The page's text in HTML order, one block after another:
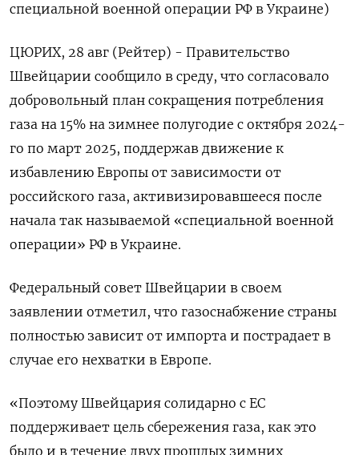
специальной военной операции РФ в Украине)
ЦЮРИХ, 28 авг (Рейтер) - Правительство
Швейцарии сообщило в среду, что согласовало
добровольный план сокращения потребления
газа на 15% на зимнее полугодие с октября 2024-
го по март 2025, поддержав движение к
избавлению Европы от зависимости от
российского газа, активизировавшееся после
начала так называемой «специальной военной
операции» РФ в Украине.
Федеральный совет Швейцарии в своем
заявлении отметил, что газоснабжение страны
полностью зависит от импорта и пострадает в
случае его нехватки в Европе.
«Поэтому Швейцария солидарно с ЕС
поддерживает цель сбережения газа, как это
было и в течение двух прошлых зимних